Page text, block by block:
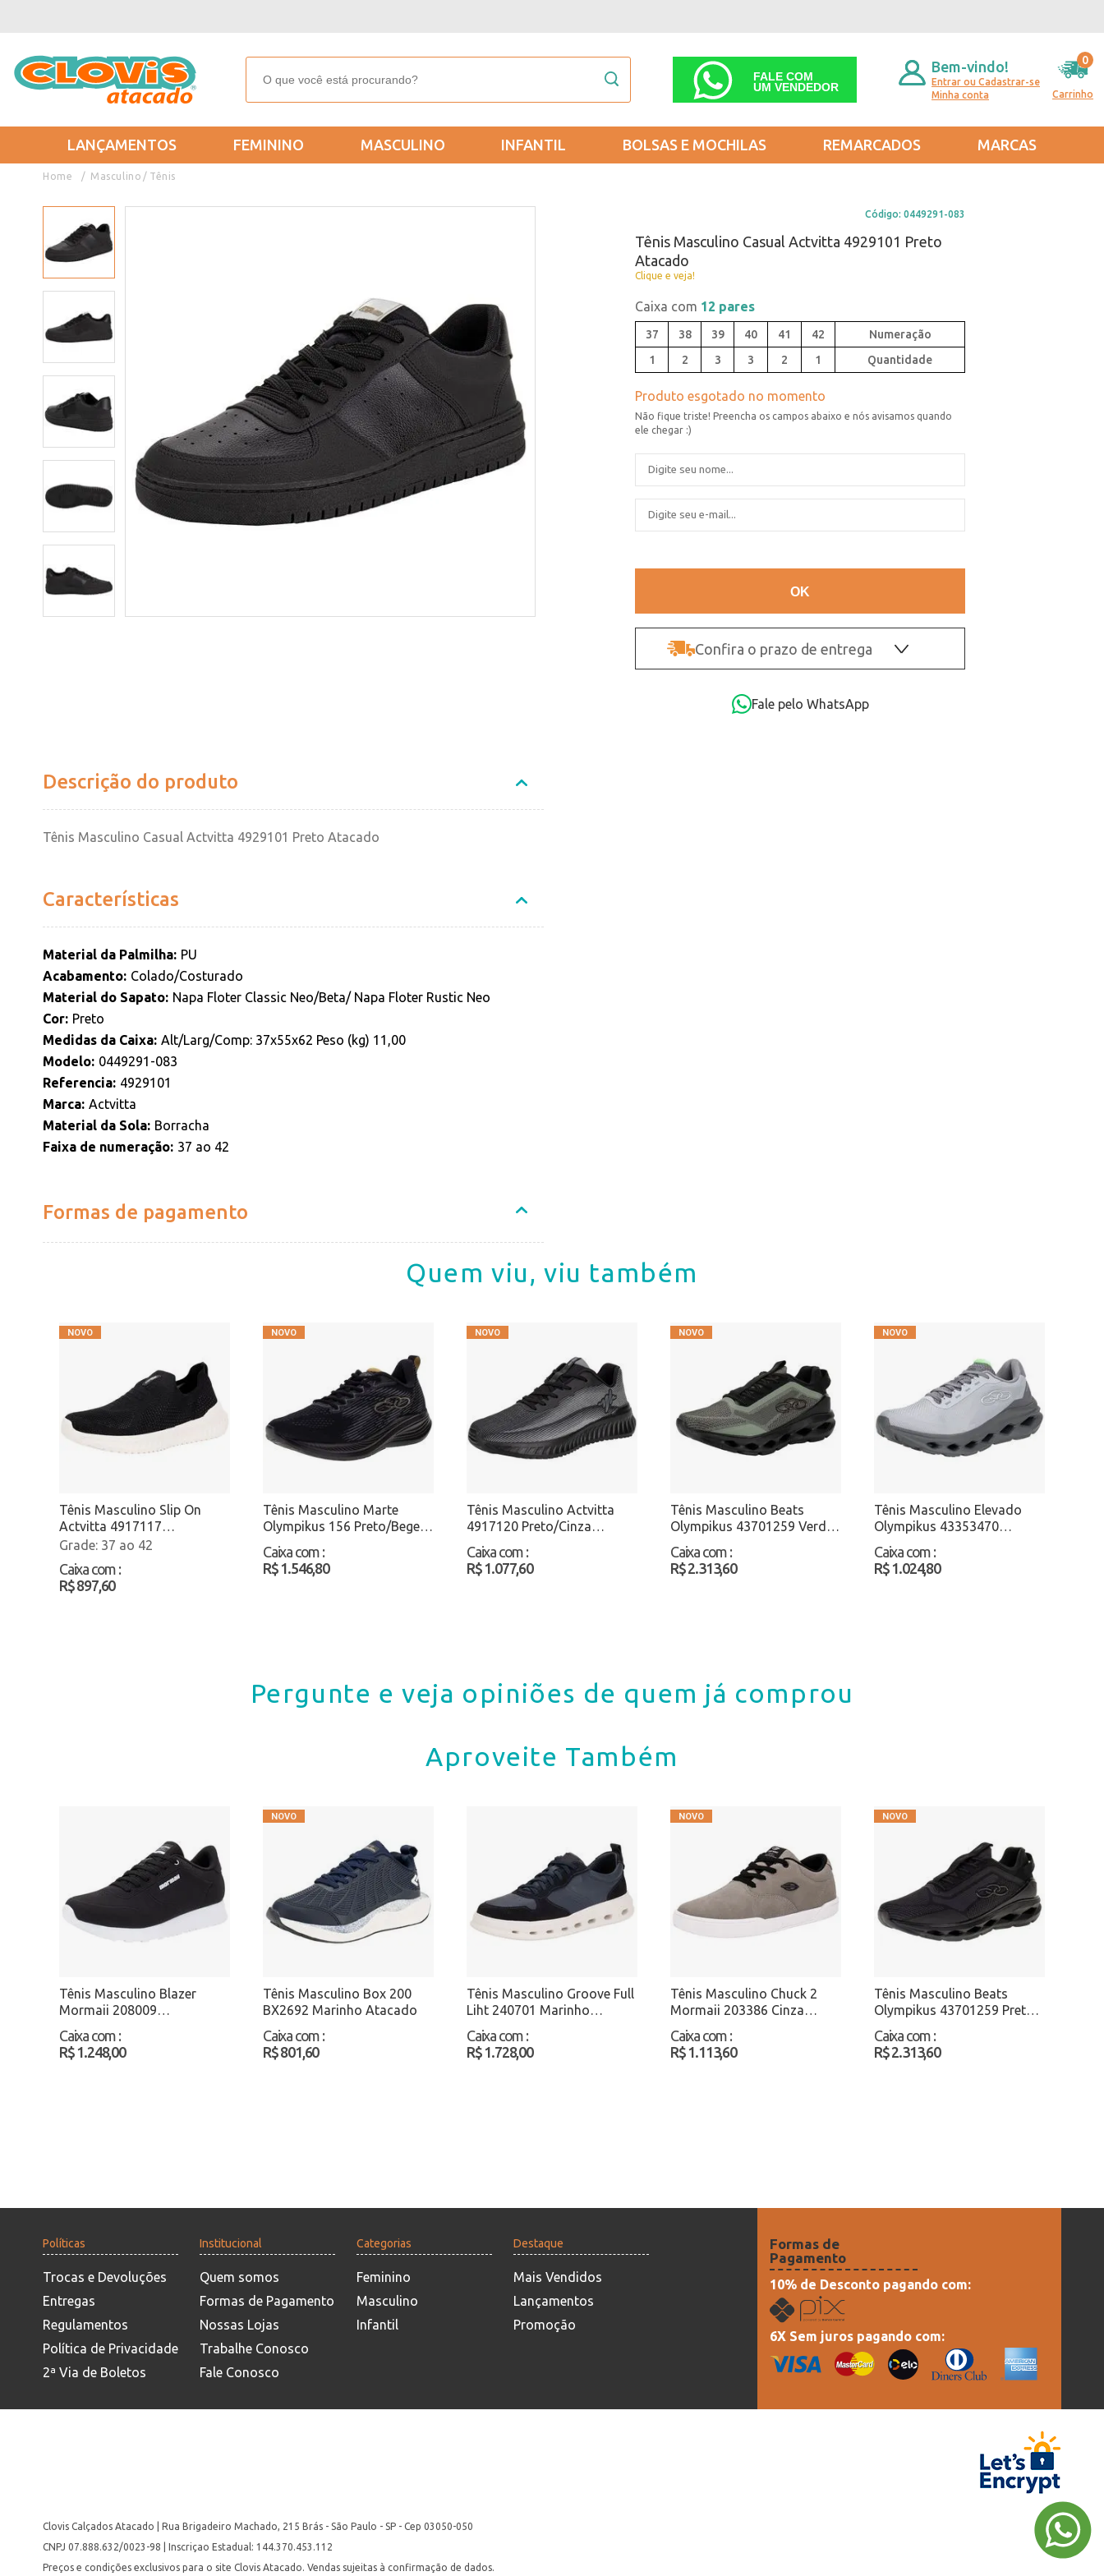
FALE COM
UM VENDEDOR
Bem-vindo!
Entrar ou Cadastrar-se
Minha conta
Carrinho
0
LANÇAMENTOS FEMININO MASCULINO INFANTIL BOLSAS E MOCHILAS REMARCADOS MARCAS
Masculino Tênis
Código: 0449291-083
Tênis Masculino Casual Actvitta 4929101 Preto
Atacado
Clique e veja!
Caixa com 12 pares
37 38 39 40 41
42
1
2 3 3 2 1 Quantidade
Confira o prazo de entrega
Fale pelo WhatsApp
Descrição do produto
Tênis Masculino Casual Actvitta 4929101 Preto Atacado
Características
Material da Palmilha PU
Acabamento Colado/Costurado
Material do Sapato Napa Floter Classic Neo/Beta/ Napa Floter Rustic Neo
Cor Preto
Medidas da Caixa Alt/Larg/Comp: 37x55x62 Peso (kg) 11,00
Modelo 0449291-083
Referencia 4929101
Marca Actvitta
Material da Sola Borracha
Faixa de numeração 37 ao 42
Formas de pagamento
Quem viu, viu também
Tênis Masculino Slip On
Actvitta 4917117
Preto/Bege Atacado
37 ao 42
Caixa com :
R$ 897,60
Tênis Masculino Marte
Olympikus 156 Preto/Bege
Atacado
Caixa com :
R$ 1.546,80
Tênis Masculino Actvitta
4917120 Preto/Cinza
Atacado
Caixa com :
R$ 1.077,60
Tênis Masculino Beats
Olympikus 43701259 Verde
Atacado
Caixa com :
R$ 2.313,60
Tênis Masculino Elevado
Olympikus 43353470
Cinza/Verde Atacado
Caixa com :
R$ 1.024,80
Pergunte e veja opiniões de quem já comprou
Aproveite Também
Tênis Masculino Blazer
Mormaii 208009
Preto/Branco Atacado
Caixa com :
R$ 1.248,00
Tênis Masculino Box 200
BX2692 Marinho Atacado
Caixa com :
R$ 801,60
Tênis Masculino Groove Full
Liht 240701 Marinho
Atacado
Caixa com :
R$ 1.728,00
Tênis Masculino Chuck 2
Mormaii 203386 Cinza
Atacado
Caixa com :
R$ 1.113,60
Tênis Masculino Beats
Olympikus 43701259 Preto
Atacado
Caixa com :
R$ 2.313,60
Políticas
Trocas e Devoluções
Entregas
Regulamentos
Política de Privacidade
2ª Via de Boletos
Institucional
Quem somos
Formas de Pagamento
Nossas Lojas
Trabalhe Conosco
Fale Conosco
Categorias
Feminino
Masculino
Infantil
Destaque
Mais Vendidos
Lançamentos
Promoção
Formas de
Pagamento
10% de Desconto pagando com:
6X Sem juros pagando com:
Clovis Calçados Atacado | Rua Brigadeiro Machado, 215 Brás - São Paulo - SP - Cep 03050-050
CNPJ 07.888.632/0023-98 | Inscriçao Estadual: 144.370.453.112
Preços e condições exclusivos para o site Clovis Atacado. Vendas sujeitas à confirmação de dados.